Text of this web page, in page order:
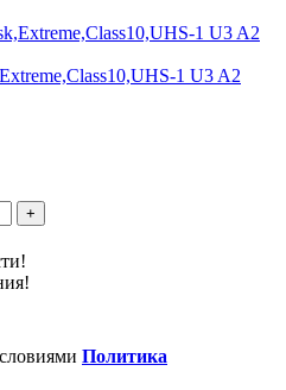
1 U3 A2
+
Политика